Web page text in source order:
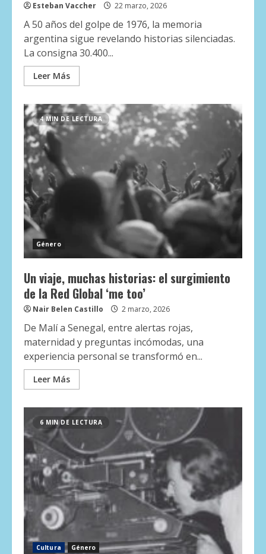
Esteban Vaccher 22 marzo, 2026
A 50 años del golpe de 1976, la memoria
argentina sigue revelando historias silenciadas.
La consigna 30.400...
Leer Más
4 MIN DE LECTURA
Género
Un viaje, muchas historias: el surgimiento
de la Red Global ‘me too’
Nair Belen Castillo 2 marzo, 2026
De Malí a Senegal, entre alertas rojas,
maternidad y preguntas incómodas, una
experiencia personal se transformó en...
Leer Más
6 MIN DE LECTURA
Cultura Género